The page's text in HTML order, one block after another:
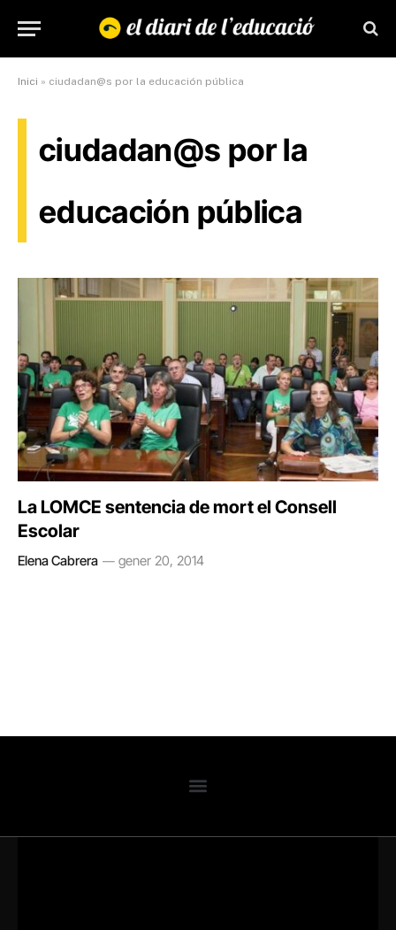
Inici » ciudadan@s por la educación pública
ciudadan@s por la
educación pública
La LOMCE sentencia de mort el Consell
Escolar
Elena Cabrera gener 20, 2014